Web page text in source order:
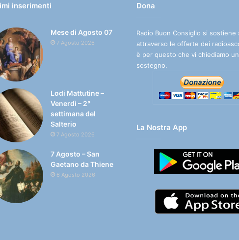
inserimenti
Mese di Agosto 07
7 Agosto 2026
Lodi Mattutine –
Venerdì – 2°
settimana del
Salterio
7 Agosto 2026
7 Agosto – San
Gaetano da Thiene
6 Agosto 2026
Dona
Radio Buon Consiglio si sostiene
attraverso le offerte dei
è per questo che vi chiediamo un
sostegno.
La Nostra App